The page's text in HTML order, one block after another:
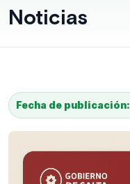
Noticias
Fecha de publicación: